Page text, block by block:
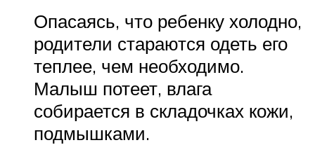
Опасаясь, что ребенку холодно,
родители стараются одеть его
теплее, чем необходимо.
Малыш потеет, влага
собирается в складочках кожи,
подмышками.